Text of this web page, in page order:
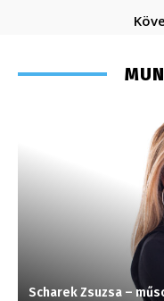
Scharek Zsuzsa –